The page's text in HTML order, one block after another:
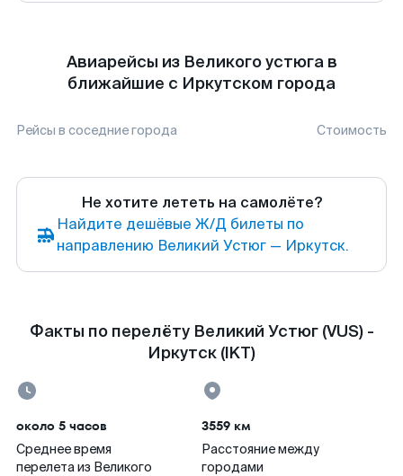
Авиарейсы из Великого устюга в
ближайшие с Иркутском города
Рейсы в соседние города Стоимость
Не хотите лететь на самолёте?
Найдите дешёвые Ж/Д билеты по
направлению Великий Устюг — Иркутск.
Факты по перелёту Великий Устюг (VUS) -
Иркутск (IKT)
около 5 часов
Среднее время
перелета из Великого
3559 км
Расстояние между
городами